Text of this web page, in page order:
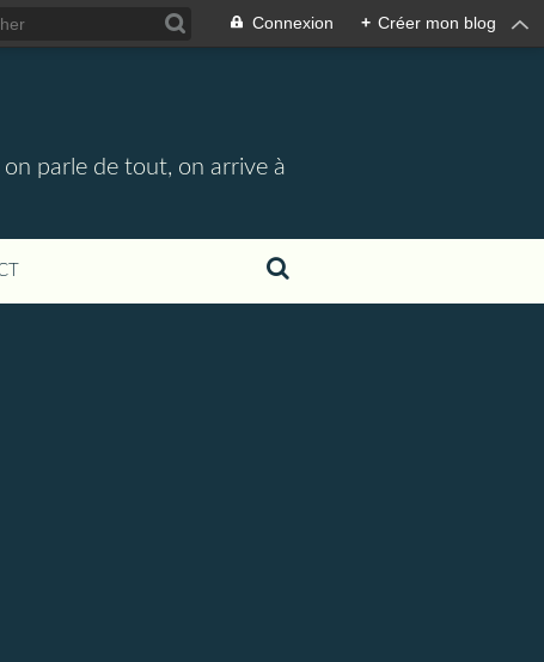
Connexion + Créer mon blog
parle de tout, on arrive à